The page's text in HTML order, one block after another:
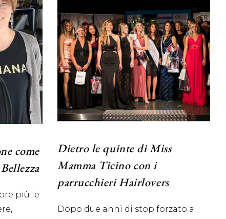
Dietro le quinte di Miss
Mamma Ticino con i
parrucchieri Hairlovers
Dopo due anni di stop forzato a
come
più le